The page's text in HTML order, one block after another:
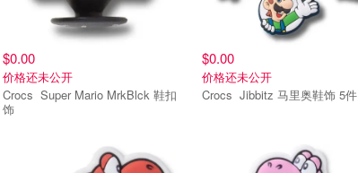
$0.00
价格还未公开
Crocs Super Mario MrkBlck 鞋扣
饰
$0.00
价格还未公开
Crocs Jibbitz 马里奥鞋饰 5件